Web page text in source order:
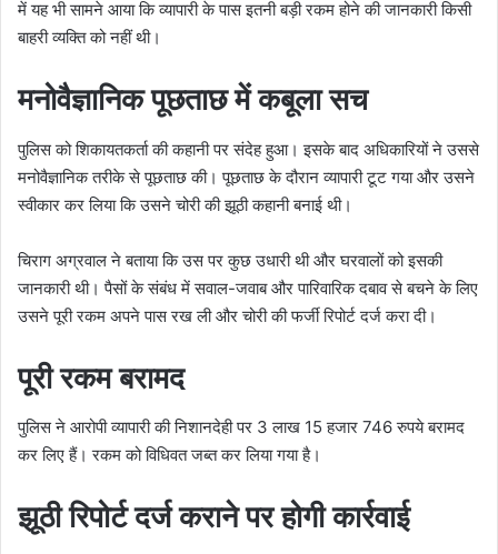
में यह भी सामने आया कि व्यापारी के पास इतनी बड़ी रकम होने की जानकारी किसी
बाहरी व्यक्ति को नहीं थी।
मनोवैज्ञानिक पूछताछ में कबूला सच
पुलिस को शिकायतकर्ता की कहानी पर संदेह हुआ। इसके बाद अधिकारियों ने उससे
मनोवैज्ञानिक तरीके से पूछताछ की। पूछताछ के दौरान व्यापारी टूट गया और उसने
स्वीकार कर लिया कि उसने चोरी की झूठी कहानी बनाई थी।
चिराग अग्रवाल ने बताया कि उस पर कुछ उधारी थी और घरवालों को इसकी
जानकारी थी। पैसों के संबंध में सवाल-जवाब और पारिवारिक दबाव से बचने के लिए
उसने पूरी रकम अपने पास रख ली और चोरी की फर्जी रिपोर्ट दर्ज करा दी।
पूरी रकम बरामद
पुलिस ने आरोपी व्यापारी की निशानदेही पर 3 लाख 15 हजार 746 रुपये बरामद
कर लिए हैं। रकम को विधिवत जब्त कर लिया गया है।
झूठी रिपोर्ट दर्ज कराने पर होगी कार्रवाई